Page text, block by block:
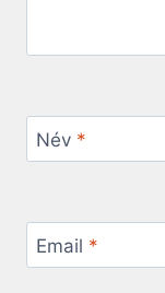
Név *
Email *